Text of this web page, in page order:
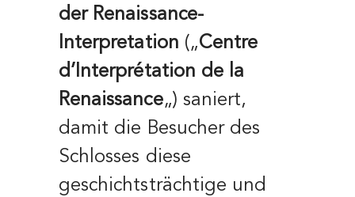
der Renaissance-
Interpretation („Centre
d’Interprétation de la
Renaissance„) saniert,
damit die Besucher des
Schlosses diese
geschichtsträchtige und